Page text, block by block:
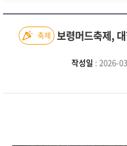
축제 보령머드축제,
작성일 : 2026-